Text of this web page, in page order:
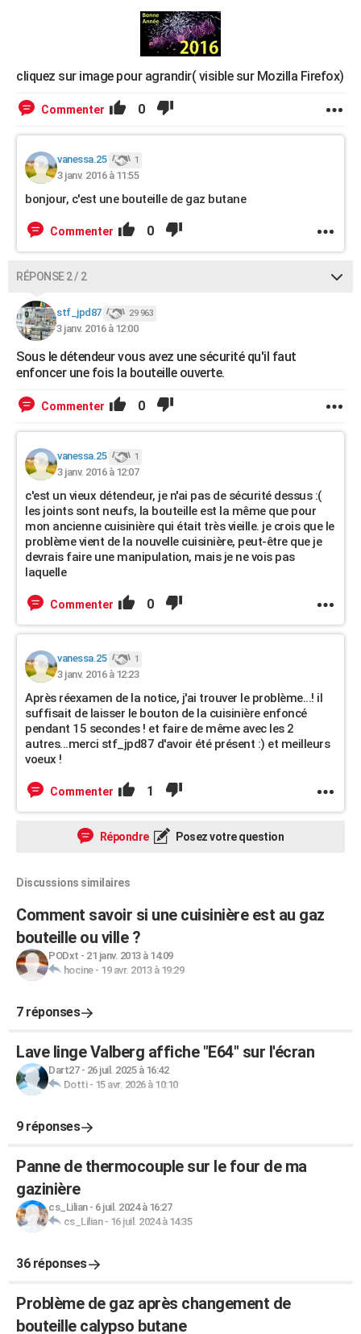
cliquez sur image pour agrandir( visible sur Mozilla Firefox)
Commenter 0
vanessa.25 1
3 janv. 2016 à 11:55
bonjour, c'est une bouteille de gaz butane
Commenter 0
RÉPONSE 2 / 2
stf_jpd87 29 963
3 janv. 2016 à 12:00
Sous le détendeur vous avez une sécurité qu'il faut
enfoncer une fois la bouteille ouverte.
Commenter 0
vanessa.25 1
3 janv. 2016 à 12:07
c'est un vieux détendeur, je n'ai pas de sécurité dessus :(
les joints sont neufs, la bouteille est la même que pour
mon ancienne cuisinière qui était très vieille. je crois que le
problème vient de la nouvelle cuisinière, peut-être que je
devrais faire une manipulation, mais je ne vois pas
laquelle
Commenter 0
vanessa.25 1
3 janv. 2016 à 12:23
Après réexamen de la notice, j'ai trouver le problème...! il
suffisait de laisser le bouton de la cuisinière enfoncé
pendant 15 secondes ! et faire de même avec les 2
autres...merci stf_jpd87 d'avoir été présent :) et meilleurs
voeux !
Commenter 1
Répondre Posez votre question
Discussions similaires
Comment savoir si une cuisinière est au gaz
bouteille ou ville ?
PODxt - 21 janv. 2013 à 14:09
hocine- 19 avr. 2013 à 19:29
7 réponses
Lave linge Valberg affiche "E64" sur l'écran
Dart27- 26 juil. 2025 à 16:42
Dotti- 15 avr. 2026 à 10:10
9 réponses
Panne de thermocouple sur le four de ma
gazinière
cs_Lilian- 6 juil. 2024 à 16:27
cs_Lilian- 16 juil. 2024 à 14:35
36 réponses
Problème de gaz après changement de
bouteille calypso butane